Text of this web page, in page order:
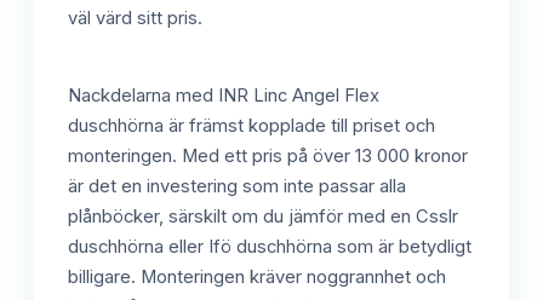
väl värd sitt pris.
Nackdelarna med INR Linc Angel Flex
duschhörna är främst kopplade till priset och
monteringen. Med ett pris på över 13 000 kronor
är det en investering som inte passar alla
plånböcker, särskilt om du jämför med en Csslr
duschhörna eller Ifö duschhörna som är betydligt
billigare. Monteringen kräver noggrannhet och